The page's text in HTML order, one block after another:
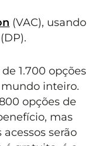
(VAC), usando
(DP).
1.700 opções
inteiro.
opções de
mas
serão